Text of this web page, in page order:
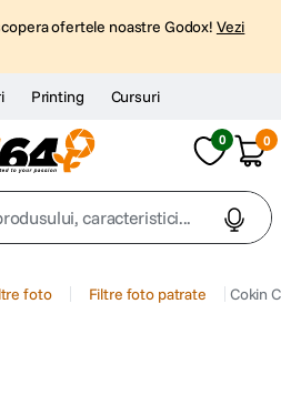
ofertele noastre Godox! Vezi
Printing Cursuri
0 0
caracteristici...
foto Filtre foto patrate Cokin